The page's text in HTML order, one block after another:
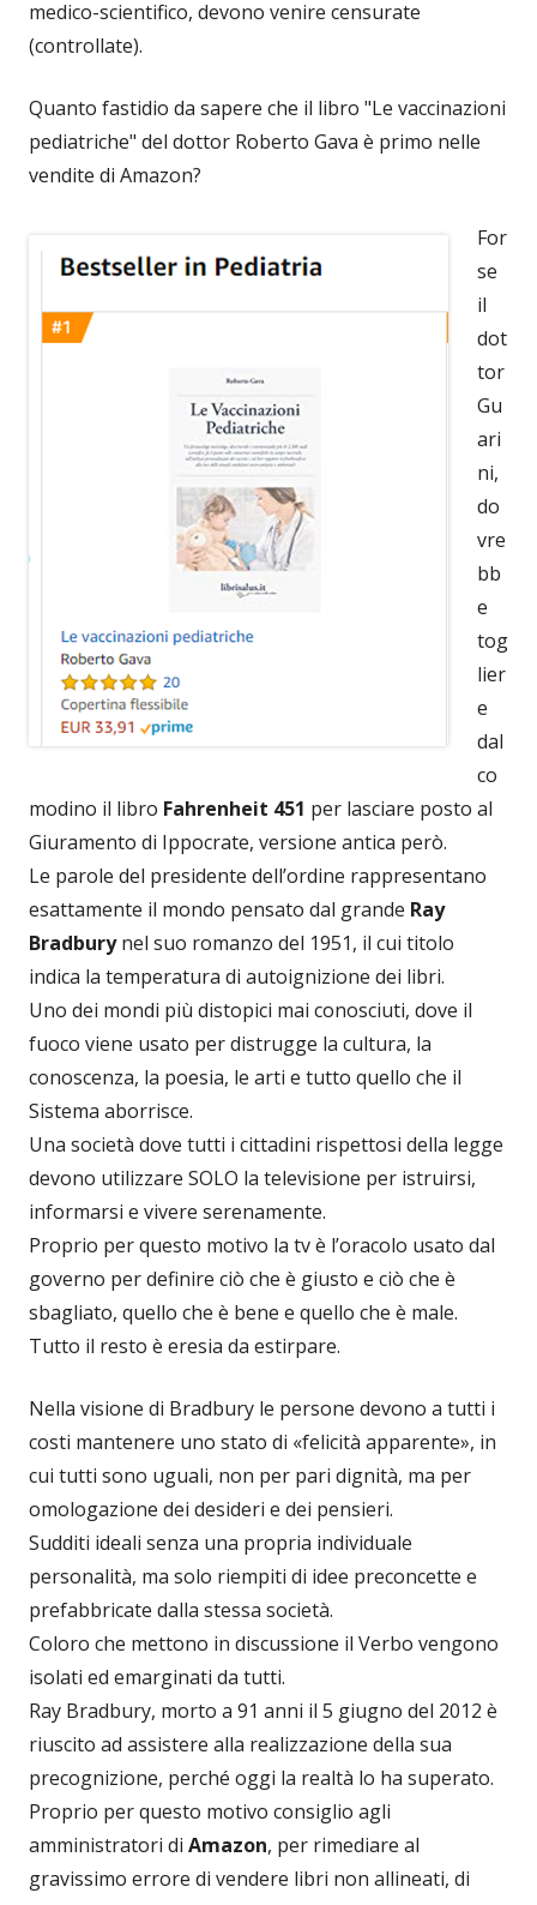
medico-scientifico, devono venire censurate
(controllate).
Quanto fastidio da sapere che il libro "Le vaccinazioni
pediatriche" del dottor Roberto Gava è primo nelle
vendite di Amazon?
For
se
il
dot
tor
Gu
ari
ni,
do
vre
bb
e
tog
lier
e
dal
co
modino il libro Fahrenheit 451 per lasciare posto al
Giuramento di Ippocrate, versione antica però.
Le parole del presidente dell’ordine rappresentano
esattamente il mondo pensato dal grande Ray
Bradburynel suo romanzo del 1951, il cui titolo
indica la temperatura di autoignizione dei libri.
Uno dei mondi più distopici mai conosciuti, dove il
fuoco viene usato per distrugge la cultura, la
conoscenza, la poesia, le arti e tutto quello che il
Sistema aborrisce.
Una società dove tutti i cittadini rispettosi della legge
devono utilizzare SOLO la televisione per istruirsi,
informarsi e vivere serenamente.
Proprio per questo motivo la tv è l’oracolo usato dal
governo per definire ciò che è giusto e ciò che è
sbagliato, quello che è bene e quello che è male.
Tutto il resto è eresia da estirpare.
Nella visione di Bradbury le persone devono a tutti i
costi mantenere uno stato di «felicità apparente», in
cui tutti sono uguali, non per pari dignità, ma per
omologazione dei desideri e dei pensieri.
Sudditi ideali senza una propria individuale
personalità, ma solo riempiti di idee preconcette e
prefabbricate dalla stessa società.
Coloro che mettono in discussione il Verbo vengono
isolati ed emarginati da tutti.
Ray Bradbury, morto a 91 anni il 5 giugno del 2012 è
riuscito ad assistere alla realizzazione della sua
precognizione, perché oggi la realtà lo ha superato.
Proprio per questo motivo consiglio agli
amministratori di Amazon, per rimediare al
gravissimo errore di vendere libri non allineati, di